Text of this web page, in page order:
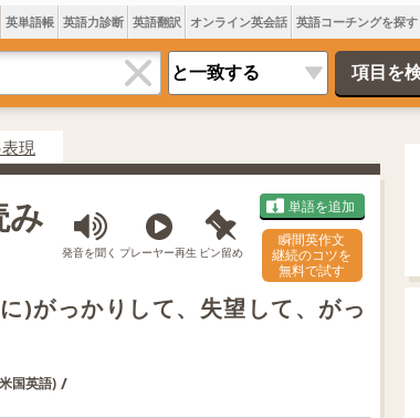
英単語帳 英語力診断 英語翻訳 オンライン英会話 英語コーチングを探す
現
発音を聞く プレーヤー再生 ピン留め
単語を追加
瞬間英作文
継続のコツを
無料で試す
)がっかりして、失望して、がっ
国英語) /